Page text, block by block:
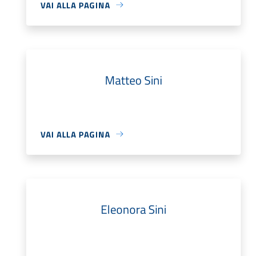
VAI ALLA PAGINA
Matteo Sini
VAI ALLA PAGINA
Eleonora Sini